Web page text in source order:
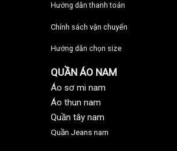
Hướng dẫn thanh toán
Chính sách vận chuyển
Hướng dẫn chọn size
QUẦN ÁO NAM
Áo sơ mi nam
Áo thun nam
Quần tây nam
Quần Jeans nam